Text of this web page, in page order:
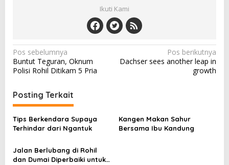
Ikuti Kami
N
a
i
g
a
i
Pos sebelumnya
Buntut Teguran, Oknum
Polisi Rohil Ditikam 5 Pria
Pos berikutnya
Dachser sees another leap in
growth
Posting Terkait
Tips Berkendara Supaya
Terhindar dari Ngantuk
Kangen Makan Sahur
Bersama Ibu Kandung
Jalan Berlubang di Rohil
dan Dumai Diperbaiki untuk